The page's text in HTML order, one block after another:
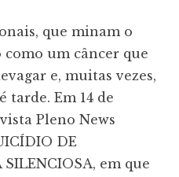
que minam o
como um câncer que
e, muitas vezes,
tarde. Em 14 de
Pleno News
DE
SILENCIOSA, em que